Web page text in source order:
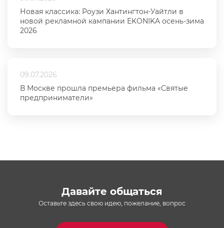
Новая классика: Роузи Хантингтон-Уайтли в
новой рекламной кампании EKONIKA осень-зима
2026
09.07.2026
В Москве прошла премьера фильма «Святые
предприниматели»
Давайте общаться
Оставьте здесь свою идею, пожелание, вопрос